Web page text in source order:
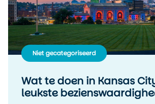
Niet gecategoriseerd
Wat te doen in Kansas
leukste